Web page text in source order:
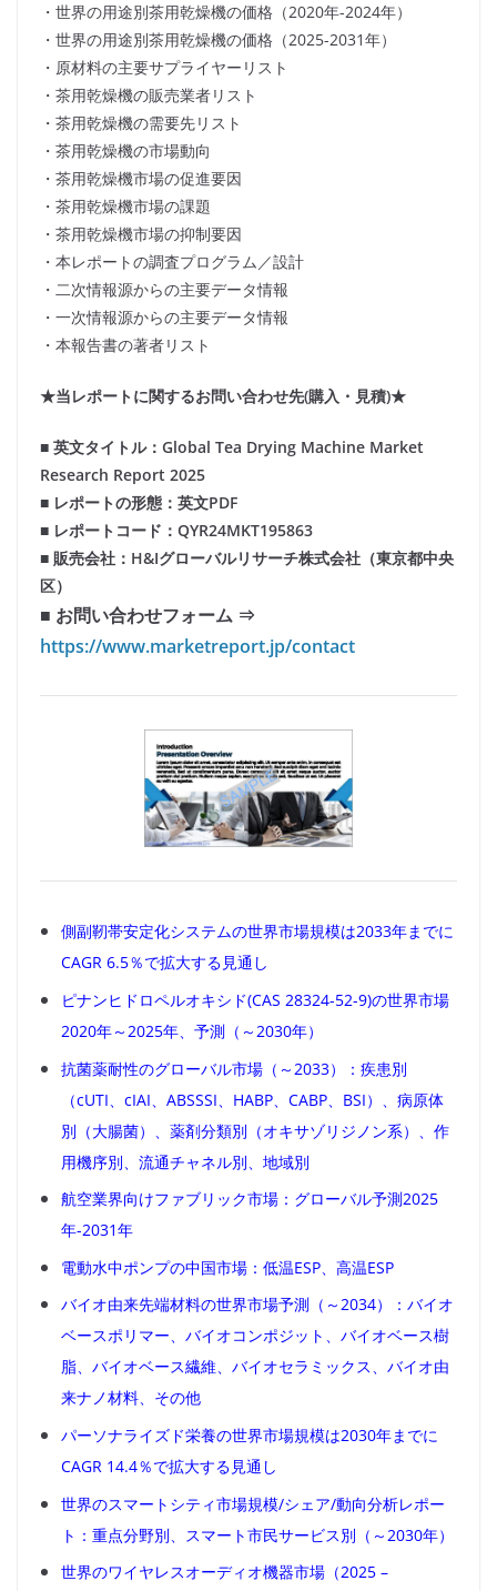
・世界の用途別茶用乾燥機の価格（2020年-2024年）
・世界の用途別茶用乾燥機の価格（2025-2031年）
・原材料の主要サプライヤーリスト
・茶用乾燥機の販売業者リスト
・茶用乾燥機の需要先リスト
・茶用乾燥機の市場動向
・茶用乾燥機市場の促進要因
・茶用乾燥機市場の課題
・茶用乾燥機市場の抑制要因
・本レポートの調査プログラム／設計
・二次情報源からの主要データ情報
・一次情報源からの主要データ情報
・本報告書の著者リスト
★当レポートに関するお問い合わせ先(購入・見積)★
■ 英文タイトル：Global Tea Drying Machine Market
Research Report 2025
■ レポートの形態：英文PDF
■ レポートコード：QYR24MKT195863
■ 販売会社：H&Iグローバルリサーチ株式会社（東京都中央
区）
■ お問い合わせフォーム ⇒
https://www.marketreport.jp/contact
側副靭帯安定化システムの世界市場規模は2033年までに
CAGR 6.5％で拡大する見通し
ピナンヒドロペルオキシド(CAS 28324-52-9)の世界市場
2020年～2025年、予測（～2030年）
抗菌薬耐性のグローバル市場（～2033）：疾患別
（cUTI、cIAI、ABSSSI、HABP、CABP、BSI）、病原体
別（大腸菌）、薬剤分類別（オキサゾリジノン系）、作
用機序別、流通チャネル別、地域別
航空業界向けファブリック市場：グローバル予測2025
年-2031年
電動水中ポンプの中国市場：低温ESP、高温ESP
バイオ由来先端材料の世界市場予測（～2034）：バイオ
ベースポリマー、バイオコンポジット、バイオベース樹
脂、バイオベース繊維、バイオセラミックス、バイオ由
来ナノ材料、その他
パーソナライズド栄養の世界市場規模は2030年までに
CAGR 14.4％で拡大する見通し
世界のスマートシティ市場規模/シェア/動向分析レポー
ト：重点分野別、スマート市民サービス別（～2030年）
世界のワイヤレスオーディオ機器市場（2025 –